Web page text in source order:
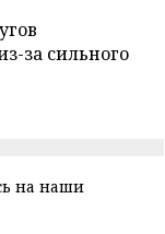
за сильного
на наши